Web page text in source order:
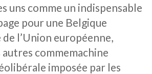
uns comme un indispensable
pour une Belgique
de l’Union européenne,
commemachine
imposée par les